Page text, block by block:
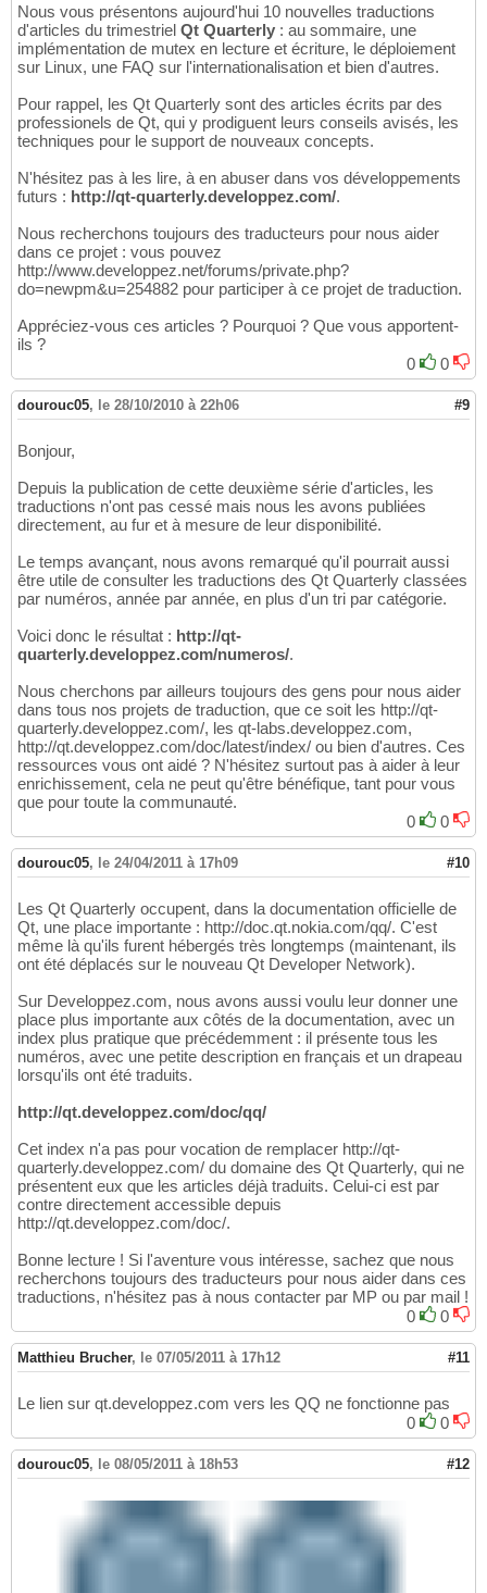
Nous vous présentons aujourd'hui 10 nouvelles traductions
d'articles du trimestriel Qt Quarterly : au sommaire, une
implémentation de mutex en lecture et écriture, le déploiement
sur Linux, une FAQ sur l'internationalisation et bien d'autres.
Pour rappel, les Qt Quarterly sont des articles écrits par des
professionels de Qt, qui y prodiguent leurs conseils avisés, les
techniques pour le support de nouveaux concepts.
N'hésitez pas à les lire, à en abuser dans vos développements
futurs : http://qt-quarterly.developpez.com/.
Nous recherchons toujours des traducteurs pour nous aider
dans ce projet : vous pouvez
http://www.developpez.net/forums/private.php?
do=newpm&u=254882 pour participer à ce projet de traduction.
Appréciez-vous ces articles ? Pourquoi ? Que vous apportent-
ils ?
0
0
dourouc05, le 28/10/2010 à 22h06 #9
Bonjour,
Depuis la publication de cette deuxième série d'articles, les
traductions n'ont pas cessé mais nous les avons publiées
directement, au fur et à mesure de leur disponibilité.
Le temps avançant, nous avons remarqué qu'il pourrait aussi
être utile de consulter les traductions des Qt Quarterly classées
par numéros, année par année, en plus d'un tri par catégorie.
Voici donc le résultat : http://qt-
quarterly.developpez.com/numeros/.
Nous cherchons par ailleurs toujours des gens pour nous aider
dans tous nos projets de traduction, que ce soit les http://qt-
quarterly.developpez.com/, les qt-labs.developpez.com,
http://qt.developpez.com/doc/latest/index/ ou bien d'autres. Ces
ressources vous ont aidé ? N'hésitez surtout pas à aider à leur
enrichissement, cela ne peut qu'être bénéfique, tant pour vous
que pour toute la communauté.
0
0
dourouc05, le 24/04/2011 à 17h09 #10
Les Qt Quarterly occupent, dans la documentation officielle de
Qt, une place importante : http://doc.qt.nokia.com/qq/. C'est
même là qu'ils furent hébergés très longtemps (maintenant, ils
ont été déplacés sur le nouveau Qt Developer Network).
Sur Developpez.com, nous avons aussi voulu leur donner une
place plus importante aux côtés de la documentation, avec un
index plus pratique que précédemment : il présente tous les
numéros, avec une petite description en français et un drapeau
lorsqu'ils ont été traduits.
http://qt.developpez.com/doc/qq/
Cet index n'a pas pour vocation de remplacer http://qt-
quarterly.developpez.com/ du domaine des Qt Quarterly, qui ne
présentent eux que les articles déjà traduits. Celui-ci est par
contre directement accessible depuis
http://qt.developpez.com/doc/.
Bonne lecture ! Si l'aventure vous intéresse, sachez que nous
recherchons toujours des traducteurs pour nous aider dans ces
traductions, n'hésitez pas à nous contacter par MP ou par mail !
0
0
Matthieu Brucher, le 07/05/2011 à 17h12 #11
Le lien sur qt.developpez.com vers les QQ ne fonctionne pas
0
0
dourouc05, le 08/05/2011 à 18h53 #12